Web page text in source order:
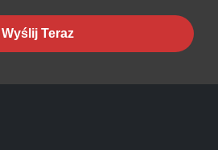
Wyślij Teraz